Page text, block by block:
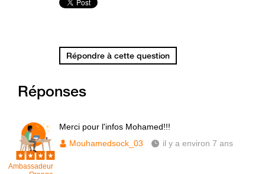
Répondre à cette question
Réponses
Ambassadeur
Merci pour l'infos Mohamed!!!
Mouhamedsock_03
il y a environ 7 ans